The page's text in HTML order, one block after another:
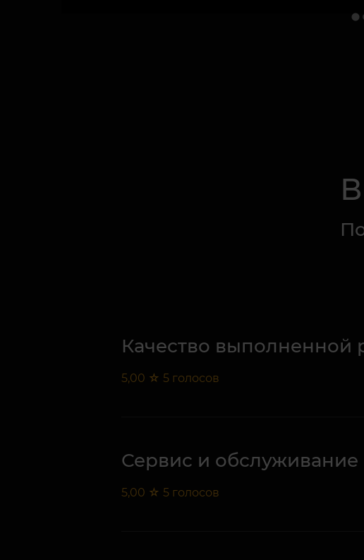
Качество выполненной
5,00 ☆ 5 голосов
Сервис и обслуживание
5,00 ☆ 5 голосов